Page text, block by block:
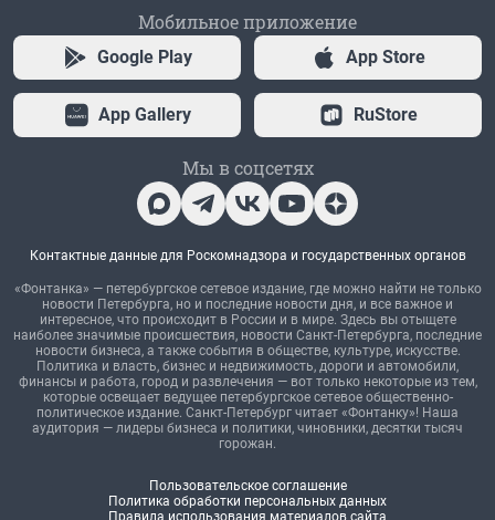
Мобильное приложение
Google Play App Store
App Gallery RuStore
Мы в соцсетях
Контактные данные для Роскомнадзора и государственных органов
«Фонтанка» — петербургское сетевое издание, где можно найти не только
новости Петербурга, но и последние новости дня, и все важное и
интересное, что происходит в России и в мире. Здесь вы отыщете
наиболее значимые происшествия, новости Санкт-Петербурга, последние
новости бизнеса, а также события в обществе, культуре, искусстве.
Политика и власть, бизнес и недвижимость, дороги и автомобили,
финансы и работа, город и развлечения — вот только некоторые из тем,
которые освещает ведущее петербургское сетевое общественно-
политическое издание. Санкт-Петербург читает «Фонтанку»! Наша
аудитория — лидеры бизнеса и политики, чиновники, десятки тысяч
горожан.
Пользовательское соглашение
Политика обработки персональных данных
Правила использования материалов сайта